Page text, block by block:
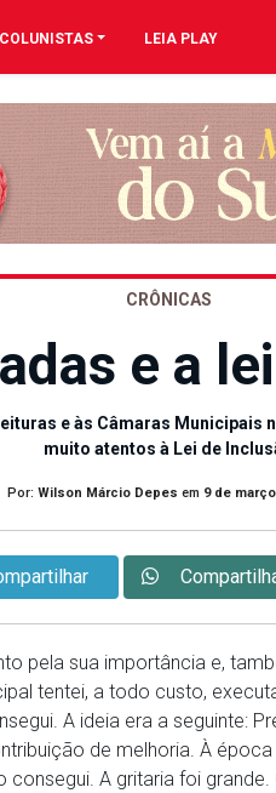
COLUNISTAS LEIA PLAY
CRÔNICAS
e a
e às Câmaras Municipais
muito atentos à Lei de
Por: Wilson Márcio Depes em 9 de
pela sua importância e,
tentei, a todo custo,
A ideia era a seguinte:
de melhoria. À
consegui. A gritaria foi